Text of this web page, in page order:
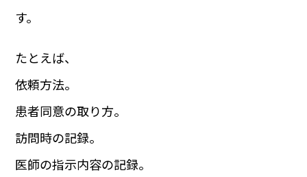
す。
たとえば、
依頼方法。
患者同意の取り方。
訪問時の記録。
医師の指示内容の記録。